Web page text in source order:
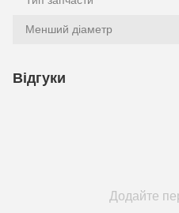
Менший діаметр
Відгуки
Додайте